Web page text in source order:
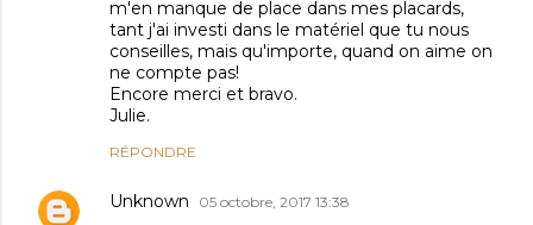
m'en manque de place dans mes placards,
tant j'ai investi dans le matériel que tu nous
conseilles, mais qu'importe, quand on aime on
ne compte pas!
Encore merci et bravo.
Julie.
RÉPONDRE
Unknown 05 octobre, 2017 13:38